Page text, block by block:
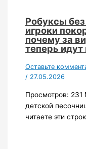
Робуксы
игроки
почему за
теперь
Оставьте
/ 27.05.2026
Просмотров: 231
детской
читаете эти